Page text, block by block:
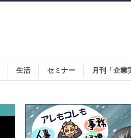
生活 セミナー 月刊「企業